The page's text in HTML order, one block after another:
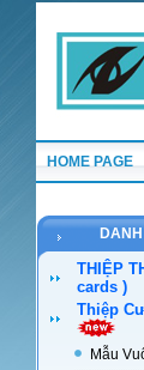
HOME PAGE
THIỆP
cards )
Thiệp
Mẫu